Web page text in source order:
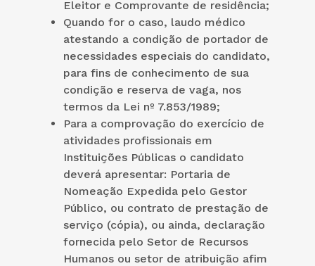
Eleitor e Comprovante de residência;
Quando for o caso, laudo médico
atestando a condição de portador de
necessidades especiais do candidato,
para fins de conhecimento de sua
condição e reserva de vaga, nos
termos da Lei nº 7.853/1989;
Para a comprovação do exercício de
atividades profissionais em
Instituições Públicas o candidato
deverá apresentar: Portaria de
Nomeação Expedida pelo Gestor
Público, ou contrato de prestação de
serviço (cópia), ou ainda, declaração
fornecida pelo Setor de Recursos
Humanos ou setor de atribuição afim